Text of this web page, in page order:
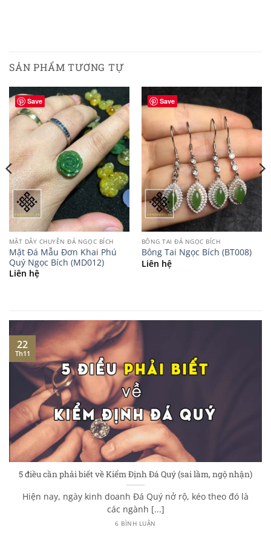
SẢN PHẨM TƯƠNG TỰ
Save
MẶT DÂY CHUYỀN ĐÁ NGỌC BÍCH
Mặt Đá Mẫu Đơn Khai Phú
Quý Ngọc Bích (MD012)
Liên hệ
Save
BÔNG TAI ĐÁ NGỌC BÍCH
Bông Tai Ngọc Bích (BT008)
Liên hệ
5 điều cần phải biết về Kiểm Định Đá Quý (sai lầm, ngộ nhận)
Hiện nay, ngày kinh doanh Đá Quý nở rộ, kéo theo đó là
các ngành [...]
6 BÌNH LUẬN
22
Th11